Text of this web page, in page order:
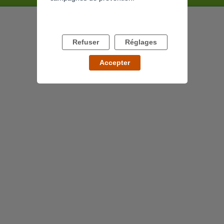
Refuser Réglages
Accepter